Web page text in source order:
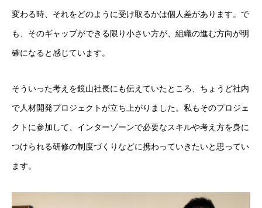
企業情報
BLOG
変わる時、それをどのように受け取るかは個人差があります。で
も、そのギャップができる限り小さい方が、組織の進む方向が明
確になると感じています。
そういった考えを鏡山社長にも伝えていたところ、ちょうど社内
で人材開発プロジェクトが立ち上がりました。私もそのプロジェ
クトに参加して、インターゾーンで必要なスキルや考え方を身に
つけられる研修の制度づくりなどに携わっていきたいと思ってい
ます。